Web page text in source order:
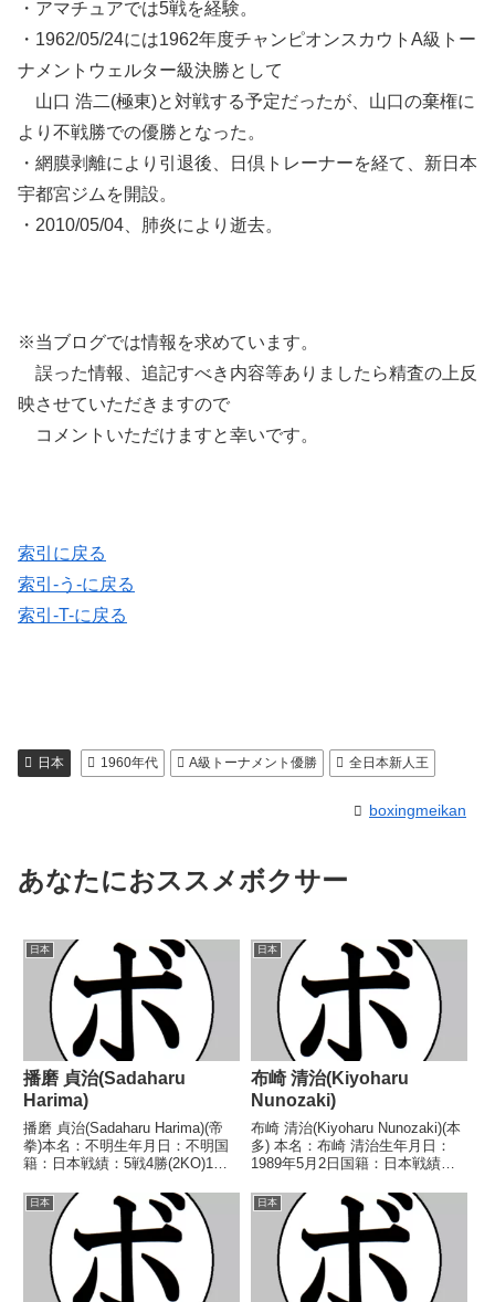
・アマチュアでは5戦を経験。
・1962/05/24には1962年度チャンピオンスカウトA級トー
ナメントウェルター級決勝として
山口 浩二(極東)と対戦する予定だったが、山口の棄権に
より不戦勝での優勝となった。
・網膜剥離により引退後、日倶トレーナーを経て、新日本
宇都宮ジムを開設。
・2010/05/04、肺炎により逝去。
※当ブログでは情報を求めています。
誤った情報、追記すべき内容等ありましたら精査の上反
映させていただきますので
コメントいただけますと幸いです。
索引に戻る
索引-う-に戻る
索引-T-に戻る
日本 1960年代 A級トーナメント優勝 全日本新人王
boxingmeikan
あなたにおススメボクサー
日本
播磨 貞治(Sadaharu
Harima)
播磨 貞治(Sadaharu Harima)(帝
拳)本名：不明生年月日：不明国
籍：日本戦績：5戦4勝(2KO)1敗
本ライト級新人王【戦歴】
1956/02/08 ○1RTKO 福島 一
郎(新和)1956/03/...
日本
布崎 清治(Kiyoharu
Nunozaki)
布崎 清治(Kiyoharu Nunozaki)(本
多) 本名：布崎 清治生年月日：
1989年5月2日国籍：日本戦績：6
なし 【戦歴】2018/07/06
○2RTKO 遠藤 裕介(協栄山
神)2019/...
日本 日本